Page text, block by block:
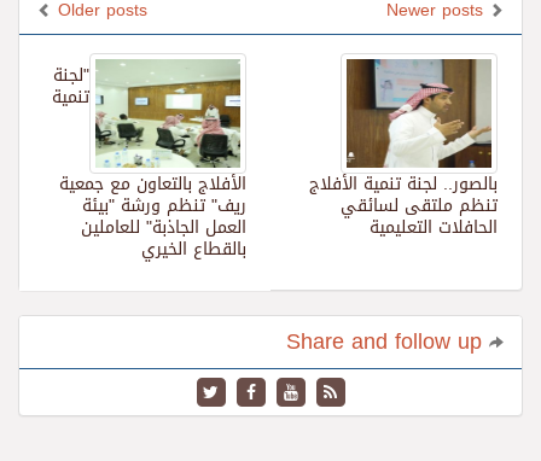
Older posts
"لجنة
تنمية
الأفلاج بالتعاون مع جمعية
ريف" تنظم ورشة "بيئة
العمل الجاذبة" للعاملين
بالقطاع الخيري
بالصور.. لجنة تنمية الأفلاج
تنظم ملتقى لسائقي
الحافلات التعليمية